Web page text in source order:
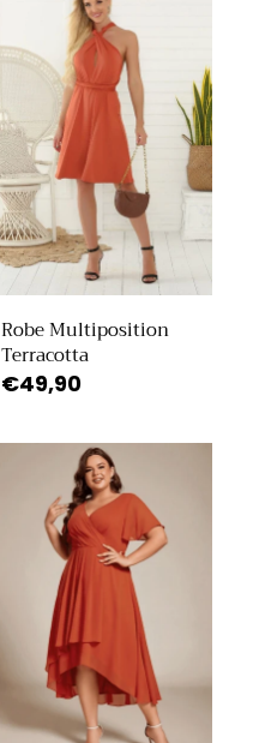
Robe Multiposition
Terracotta
Prix
€49,90